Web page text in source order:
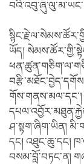
ཡོད།
ཤ་སྟག་ཞིག་ཡིན།
དང། འཐུང་ཆུ་དང།
བསམ་བློ་བཏང་ན།